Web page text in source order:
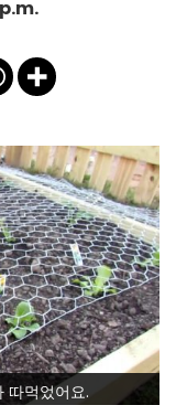
따먹었어요.